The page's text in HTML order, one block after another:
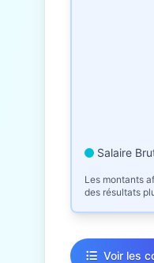
Salaire
Les montants
des résultats
Voir les